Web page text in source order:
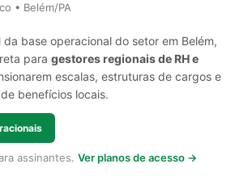
• Belém/PA
da base operacional do setor em Belém,
para gestores regionais de RH e
escalas, estruturas de cargos e
benefícios locais.
assinantes. Ver planos de acesso →